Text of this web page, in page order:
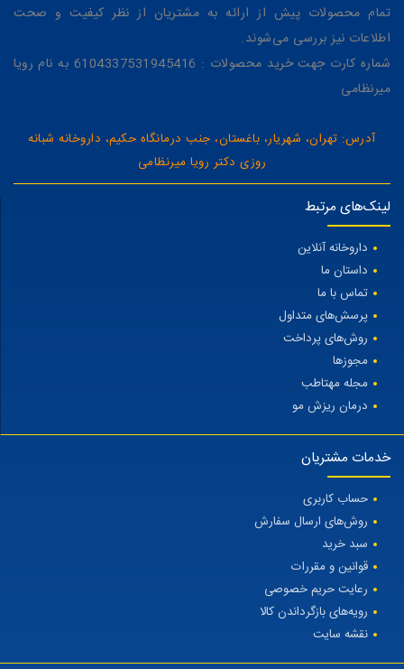
تمام محصولات پیش از ارائه به مشتریان از نظر کیفیت و صحت
اطلاعات نیز بررسی می‌شوند.
شماره کارت جهت خرید محصولات : 6104337531945416 به نام رویا
میرنظامی
آدرس: تهران، شهریار، باغستان، جنب درمانگاه حکیم، داروخانه شبانه
روزی دکتر رویا میرنظامی
لینک‌های مرتبط
داروخانه آنلاین
داستان ما
تماس با ما
پرسش‌های متداول
روش‌های پرداخت
مجوزها
مجله مهتاطب
درمان ریزش مو
خدمات مشتریان
حساب کاربری
روش‌های ارسال سفارش
سبد خرید
قوانین و مقررات
رعایت حریم خصوصی
رویه‌های بازگرداندن کالا
نقشه سایت